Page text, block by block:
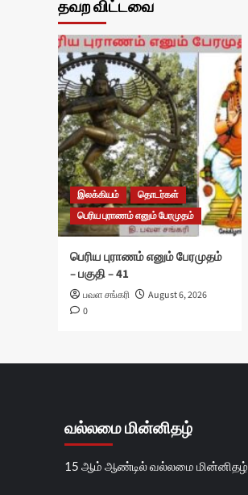
தவற விட்டவை
இலக்கியம்
தொடர்கள்
பெரிய புராணம் எனும் பேரமுதம்
பெரிய புராணம் எனும் பேரமுதம்
– பகுதி – 41
பவள சங்கரி
August 6, 2026
0
வல்லமை மின்னிதழ்
15 ஆம் ஆண்டில் வல்லமை மின்னிதழ்